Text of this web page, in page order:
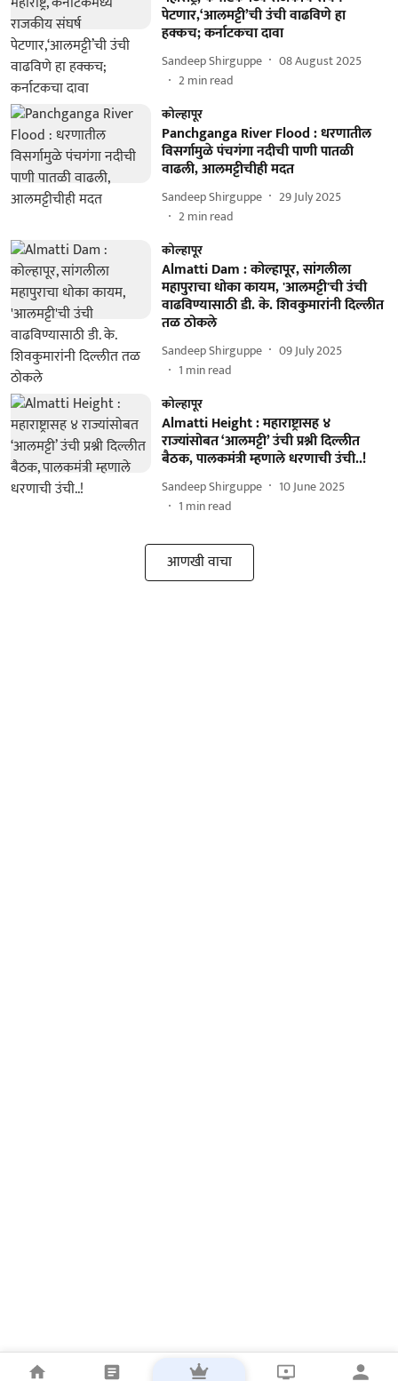
पेटणार,‘आलमट्टी’ची उंची वाढविणे हा
हक्कच; कर्नाटकचा दावा
Sandeep Shirguppe
08 August 2025
2min read
कोल्हापूर
Panchganga River Flood : धरणातील
विसर्गामुळे पंचगंगा नदीची पाणी पातळी
वाढली, आलमट्टीचीही मदत
Sandeep Shirguppe
29 July 2025
2min read
कोल्हापूर
Almatti Dam : कोल्हापूर, सांगलीला
महापुराचा धोका कायम, 'आलमट्टी'ची उंची
वाढविण्यासाठी डी. के. शिवकुमारांनी दिल्लीत
तळ ठोकले
Sandeep Shirguppe
09 July 2025
1 min read
कोल्हापूर
Almatti Height : महाराष्ट्रासह ४
राज्यांसोबत ‘आलमट्टी’ उंची प्रश्नी दिल्लीत
बैठक, पालकमंत्री म्हणाले धरणाची उंची..!
Sandeep Shirguppe
10 June 2025
1 min read
आणखी वाचा